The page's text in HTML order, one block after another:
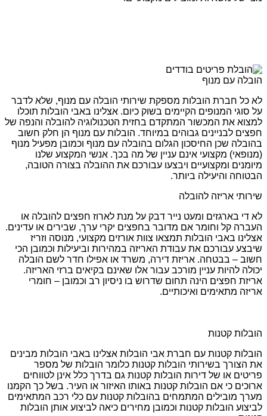
הובלה עם מנוף
לא כל חברת הובלות מספקת שירותי הובלה עם מנוף, שלא לדבר
על סוגי המנופים הקיימים בשוק כיום. אצלינו באבי הובלות תוכלו
למצוא את המכשור המתקדם בחזית הטכנולוגיה להובלה והנפה של
חפצים לבניינים גבוהים במיוחד. הובלות עם מנוף הן חלק חשוב
בהובלה שכן החיסכון הגלום בהובלה עם מנוף וכמובן מפעיל מנוף
(מנופאי) מקצועי אינם עניין של מה בכך. אנשי המקצוע שלנו
מיומנים ומקצועיים ויבצעו עבורכם את ההובלה בצורה הטובה,
הבטוחה והיעילה ביותר.
שירותי אריזה להובלה
לא די בארגזים ומעט נייר דבק על מנת לארוז חפצים להובלה או
העברה קל וחומר אם מדובר בחפצים יקרי ערך, שבירים או עדינים.
אצלינו באבי הובלות תמצאו צוות אורזים מקצועי, מנוסה וזריז
שיבצע עבורכם את עבודת האריזה במהירות וביעילות וכמובן הכי
חשוב – בבטחה. אריזת דירה, משרד או אפילו חדר לשם הובלה
יכולה להיות עניין מורכב עבור אלו שאינם בקיאים ברזי האריזה.
אריזת חפצים הינה תחום שדרוש בו ניסיון רב וכמובן – חומרי
אריזה מתאימים ואיכותיים.
הובלות קטנות
הובלות קטנות עם חברת אבי הובלות אצלינו באבי הובלות מבינים
את הצורך בשירותי הובלות קטנות כלומר הובלות של מספר
פריטים או של דירות הובלות קטנות גם בדרך כלל אינן לטווחים
ארוכים כי אם הובלות קטנות באותו האיזור או העיר. בשל כך הקמנו
מערך מובילים המתמחים בהובלות קטנות עם כלי רכב המתאימים
לביצוע הובלות קטנות וכמובן מחירים כיאה לביצוע אותן הובלות